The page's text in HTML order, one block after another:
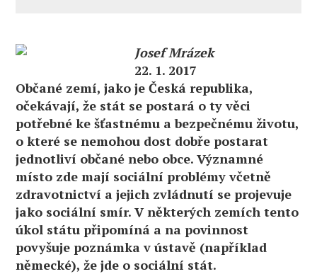
Josef Mrázek
22. 1. 2017
Občané zemí, jako je Česká republika,
očekávají, že stát se postará o ty věci
potřebné ke šťastnému a bezpečnému životu,
o které se nemohou dost dobře postarat
jednotliví občané nebo obce. Významné
místo zde mají sociální problémy včetně
zdravotnictví a jejich zvládnutí se projevuje
jako sociální smír. V některých zemích tento
úkol státu připomíná a na povinnost
povyšuje poznámka v ústavě (například
německé), že jde o sociální stát.